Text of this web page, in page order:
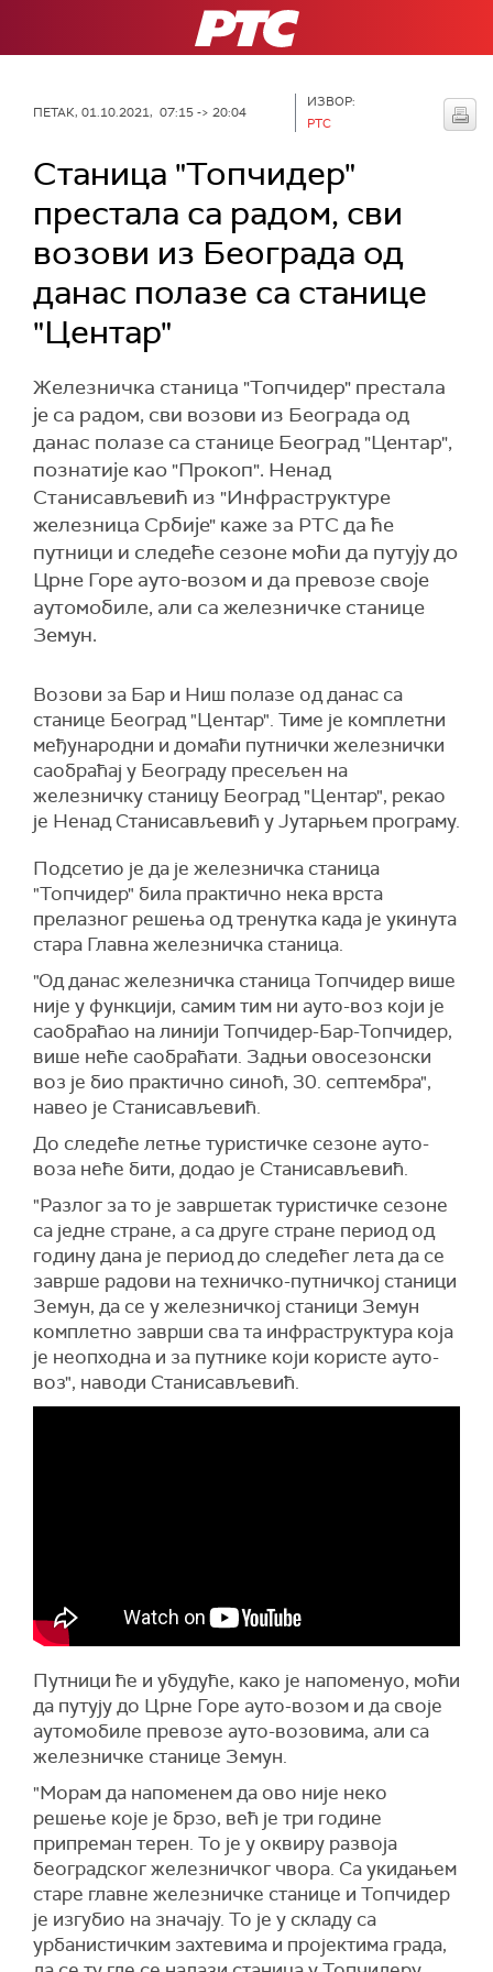
РТС
ПЕТАК, 01.10.2021, 07:15 -> 20:04
ИЗВОР:
РТС
Станица "Топчидер"
престала са радом, сви
возови из Београда од
данас полазе са станице
"Центар"
Железничка станица "Топчидер" престала
је са радом, сви возови из Београда од
данас полазе са станице Београд "Центар",
познатије као "Прокоп". Ненад
Станисављевић из "Инфраструктуре
железница Србије" каже за РТС да ће
путници и следеће сезоне моћи да путују до
Црне Горе ауто-возом и да превозе своје
аутомобиле, али са железничке станице
Земун.
Возови за Бар и Ниш полазе од данас са
станице Београд "Центар". Тиме је комплетни
међународни и домаћи путнички железнички
саобраћај у Београду пресељен на
железничку станицу Београд "Центар", рекао
је Ненад Станисављевић у Јутарњем програму.
Подсетио је да је железничка станица
"Топчидер" била практично нека врста
прелазног решења од тренутка када је укинута
стара Главна железничка станица.
"Од данас железничка станица Топчидер више
није у функцији, самим тим ни ауто-воз који је
саобраћао на линији Топчидер-Бар-Топчидер,
више неће саобраћати. Задњи овосезонски
воз је био практично синоћ, 30. септембра",
навео је Станисављевић.
До следеће летње туристичке сезоне ауто-
воза неће бити, додао је Станисављевић.
"Разлог за то је завршетак туристичке сезоне
са једне стране, а са друге стране период од
годину дана је период до следећег лета да се
заврше радови на техничко-путничкој станици
Земун, да се у железничкој станици Земун
комплетно заврши сва та инфраструктура која
је неопходна и за путнике који користе ауто-
воз", наводи Станисављевић.
Путници ће и убудуће, како је напоменуо, моћи
да путују до Црне Горе ауто-возом и да своје
аутомобиле превозе ауто-возовима, али са
железничке станице Земун.
"Морам да напоменем да ово није неко
решење које је брзо, већ је три године
припреман терен. То је у оквиру развоја
београдског железничког чвора. Са укидањем
старе главне железничке станице и Топчидер
је изгубио на значају. То је у складу са
урбанистичким захтевима и пројектима града,